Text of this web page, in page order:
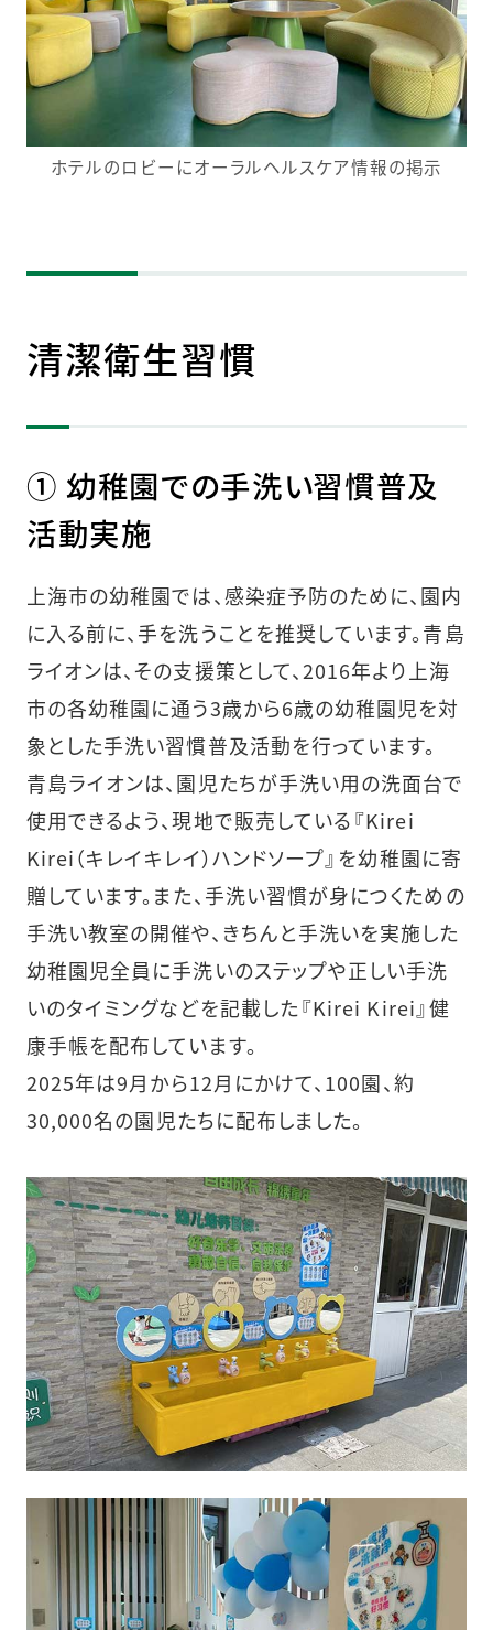
ホテルのロビーにオーラルヘルスケア情報の掲示
清潔衛生習慣
① 幼稚園での手洗い習慣普及
活動実施
上海市の幼稚園では、感染症予防のために、園内
に入る前に、手を洗うことを推奨しています。青島
ライオンは、その支援策として、2016年より上海
市の各幼稚園に通う3歳から6歳の幼稚園児を対
象とした手洗い習慣普及活動を行っています。
青島ライオンは、園児たちが手洗い用の洗面台で
使用できるよう、現地で販売している『Kirei
Kirei（キレイキレイ）ハンドソープ』を幼稚園に寄
贈しています。また、手洗い習慣が身につくための
手洗い教室の開催や、きちんと手洗いを実施した
幼稚園児全員に手洗いのステップや正しい手洗
いのタイミングなどを記載した『Kirei Kirei』健
康⼿帳を配布しています。
2025年は9月から12月にかけて、100園、約
30,000名の園児たちに配布しました。